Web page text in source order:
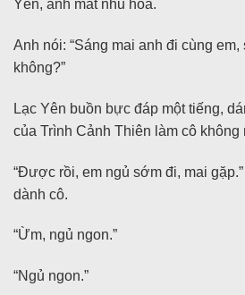
Yên, ánh mắt nhu hoà.
Anh nói: “Sáng mai anh đi cùng
không?”
Lạc Yên buồn bực đáp một tiếng,
của Trình Cảnh Thiên làm cô
“Được rồi, em ngủ sớm đi, mai
dành cô.
“Ừm, ngủ ngon.”
“Ngủ ngon.”